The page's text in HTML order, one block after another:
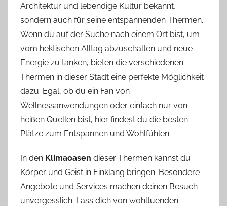
Architektur und lebendige Kultur bekannt,
sondern auch für seine entspannenden Thermen.
Wenn du auf der Suche nach einem Ort bist, um
vom hektischen Alltag abzuschalten und neue
Energie zu tanken, bieten die verschiedenen
Thermen in dieser Stadt eine perfekte Möglichkeit
dazu. Egal, ob du ein Fan von
Wellnessanwendungen oder einfach nur von
heißen Quellen bist, hier findest du die besten
Plätze zum Entspannen und Wohlfühlen.
In den Klimaoasen dieser Thermen kannst du
Körper und Geist in Einklang bringen. Besondere
Angebote und Services machen deinen Besuch
unvergesslich. Lass dich von wohltuenden